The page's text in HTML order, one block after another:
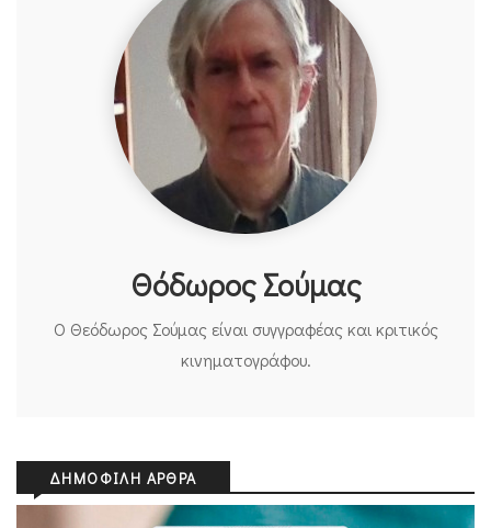
Θόδωρος Σούμας
Ο Θεόδωρος Σούμας είναι συγγραφέας και κριτικός
κινηματογράφου.
ΔΗΜΟΦΙΛΉ ΆΡΘΡΑ